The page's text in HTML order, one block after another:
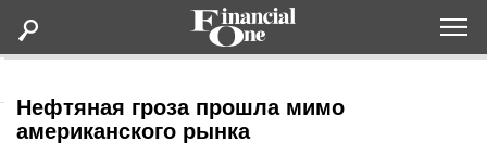
Нефтяная гроза прошла мимо
американского рынка